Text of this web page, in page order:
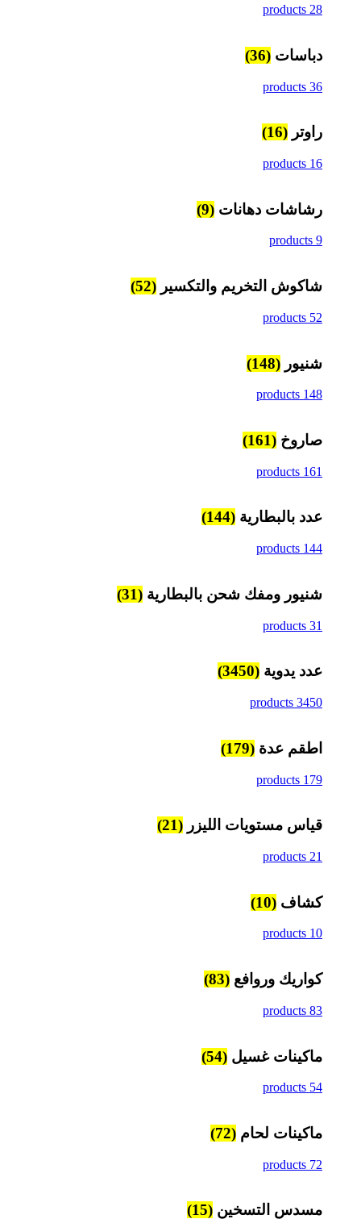
28 products
دباسات (36)
36 products
راوتر (16)
16 products
رشاشات دهانات (9)
9 products
شاكوش التخريم والتكسير (52)
52 products
شنيور (148)
148 products
صاروخ (161)
161 products
عدد بالبطارية (144)
144 products
شنيور ومفك شحن بالبطارية (31)
31 products
عدد يدوية (3450)
3450 products
اطقم عدة (179)
179 products
قياس مستويات الليزر (21)
21 products
كشاف (10)
10 products
كواريك وروافع (83)
83 products
ماكينات غسيل (54)
54 products
ماكينات لحام (72)
72 products
مسدس التسخين (15)